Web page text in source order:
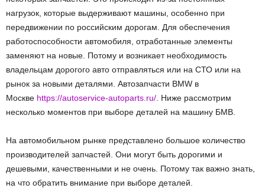
нагрузок, которые выдерживают машины, особенно при
передвижении по российским дорогам. Для обеспечения
работоспособности автомобиля, отработанные элементы
заменяют на новые. Потому и возникает необходимость
владельцам дорогого авто отправляться или на СТО или на
рынок за новыми деталями. Автозапчасти BMW в
Москве https://autoservice-autoparts.ru/ . Ниже рассмотрим
несколько моментов при выборе деталей на машину БМВ.
На автомобильном рынке представлено большое количество
производителей запчастей. Они могут быть дорогими и
дешевыми, качественными и не очень. Потому так важно знать,
на что обратить внимание при выборе деталей.